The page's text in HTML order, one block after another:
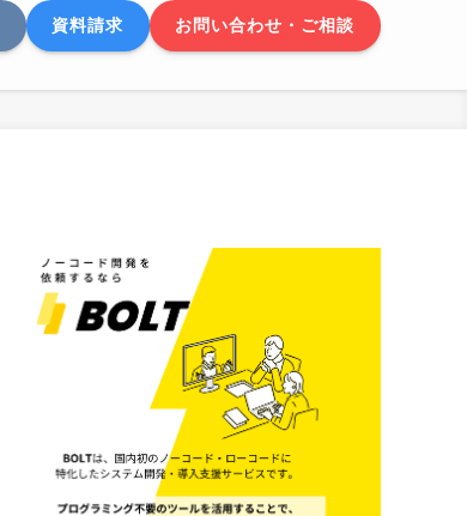
資料請求 お問い合わせ・ご相談